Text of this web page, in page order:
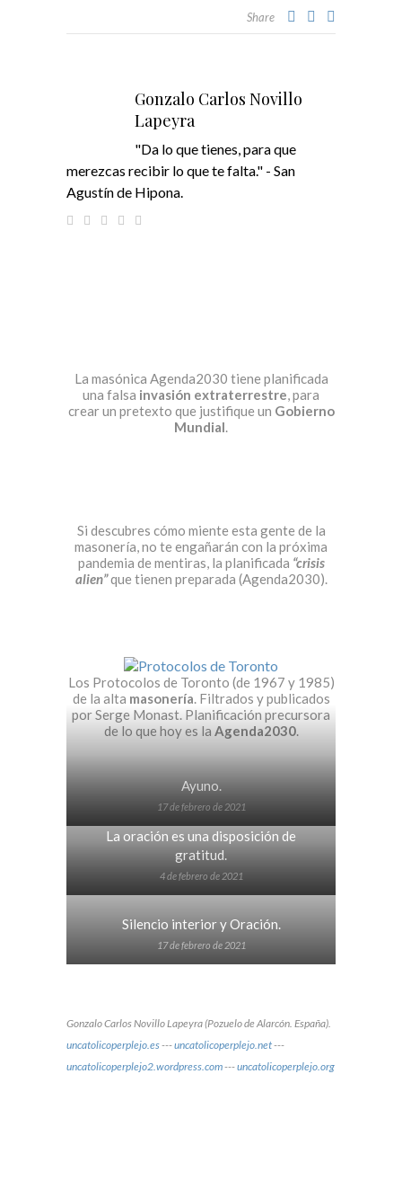
Share
Gonzalo Carlos Novillo
Lapeyra
"Da lo que tienes, para que
merezcas recibir lo que te falta." - San
Agustín de Hipona.
La masónica Agenda2030 tiene planificada
una falsa invasión extraterrestre, para
crear un pretexto que justifique un Gobierno
Mundial.
Si descubres cómo miente esta gente de la
masonería, no te engañarán con la próxima
pandemia de mentiras, la planificada “crisis
alien”que tienen preparada (Agenda2030).
Los Protocolos de Toronto (de 1967 y 1985)
de la alta masonería. Filtrados y publicados
por Serge Monast. Planificación precursora
de lo que hoy es laAgenda2030.
Ayuno.
17 de febrero de 2021
La oración es una disposición de
gratitud.
4 de febrero de 2021
Silencio interior y Oración.
17 de febrero de 2021
Gonzalo Carlos Novillo Lapeyra (Pozuelo de Alarcón. España).
uncatolicoperplejo.es---uncatolicoperplejo.net---
uncatolicoperplejo2.wordpress.com---uncatolicoperplejo.org